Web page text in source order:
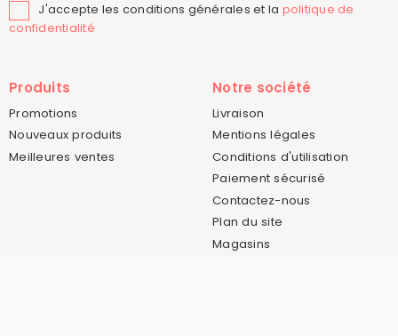
J'accepte les conditions générales et la politique de
confidentialité
Produits
Promotions
Nouveaux produits
Meilleures ventes
Notre société
Livraison
Mentions légales
Conditions d'utilisation
Paiement sécurisé
Contactez-nous
Plan du site
Magasins